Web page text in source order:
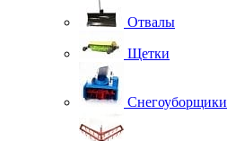
Отвалы
Щетки
Снегоуборщики